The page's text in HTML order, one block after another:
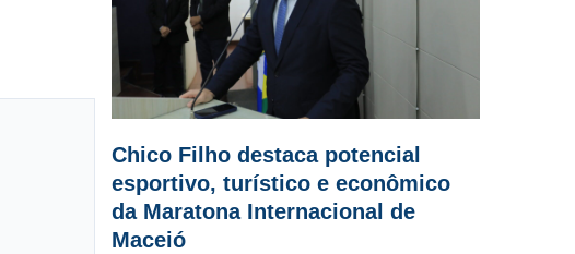
Chico Filho destaca potencial
esportivo, turístico e econômico
da Maratona Internacional de
Maceió